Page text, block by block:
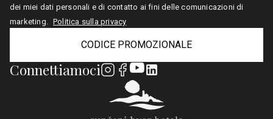
dei miei dati personali e di contatto ai fini delle comunicazioni di
marketing. Politica sulla privacy
CODICE PROMOZIONALE
Connettiamoci